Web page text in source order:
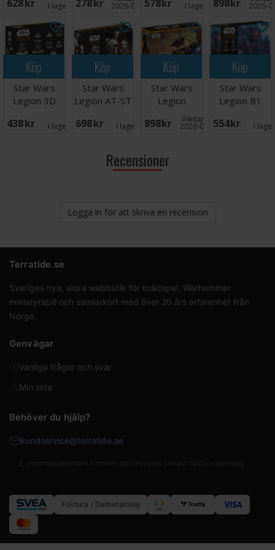
628 SEK I lager: 1 Card Pack
278 SEK 2026-09-30
Infantry
578 SEK I lager: 1
Republic
898 SEK 2026-
Köp
Star Wars
Legion 3D
Tokens
438 SEK I lager: 2
Köp
Star Wars
Legion AT-ST
698 SEK I lager: 1
Köp
Star Wars
Legion
Separatist
Starter Set
898 SEK Väntas in:
2026-09-30
Köp
Star Wars
Legion B1
554 SEK I
Recensioner
Logga in för att skriva en recension
Terratide.se
Sveriges nya, stora webbutik för brädspel, Warhammer
miniatyrspill och samlarkort med över 20 års erfarenhet från
Norge.
Genvägar
Vanliga frågor och svar
Min sida
Behöver du hjälp?
kundservice@terratide.se
Faktura / Delbetalning